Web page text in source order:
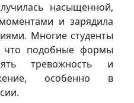
насыщенной,
и зарядила
Многие студенты
что подобные формы
тревожность и
особенно в